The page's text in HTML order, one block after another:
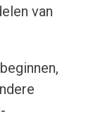
van